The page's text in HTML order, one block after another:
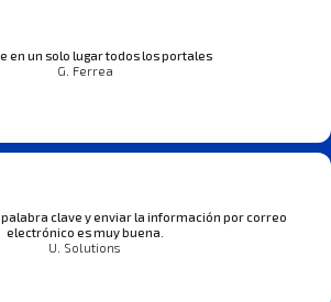
en un solo lugar todos los portales
G. Ferrea
palabra clave y enviar la información por correo
electrónico es muy buena.
U. Solutions